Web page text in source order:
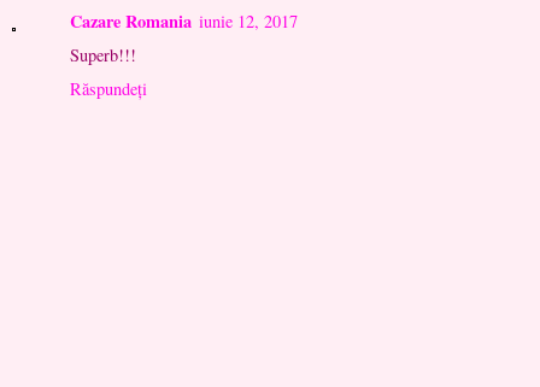
Cazare Romania iunie 12, 2017
Superb!!!
Răspundeți